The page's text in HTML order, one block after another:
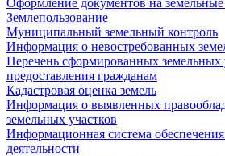
Оформление документов на земельные
Землепользование
Муниципальный земельный контроль
Информация о невостребованных
Перечень сформированных земельных
предоставления гражданам
Кадастровая оценка земель
Информация о выявленных
земельных участков
Информационная система обеспечения
деятельности